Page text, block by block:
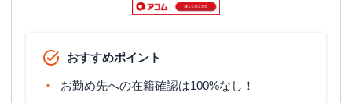
おすすめポイント
お勤め先への在籍確認は100%なし！